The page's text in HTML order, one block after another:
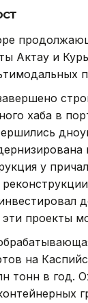
Актау и
хаба в
у
проекты
на
тонн в год.